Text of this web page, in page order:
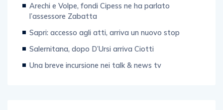
Arechi e Volpe, fondi Cipess ne ha parlato
l’assessore Zabatta
Sapri: accesso agli atti, arriva un nuovo stop
Salernitana, dopo D’Ursi arriva Ciotti
Una breve incursione nei talk & news tv